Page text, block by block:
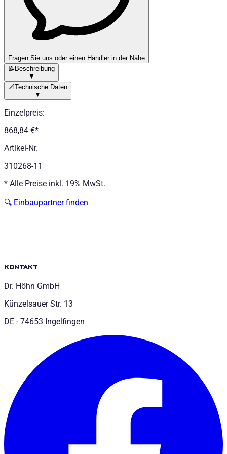
Fragen Sie uns oder einen Händler in der Nähe
📝Beschreibung
▼
📐Technische Daten
▼
Einzelpreis:
868,84 €*
Artikel-Nr.
310268-11
* Alle Preise inkl. 19% MwSt.
🔍 Einbaupartner finden
kontakt
Dr. Höhn GmbH
Künzelsauer Str. 13
DE - 74653 Ingelfingen